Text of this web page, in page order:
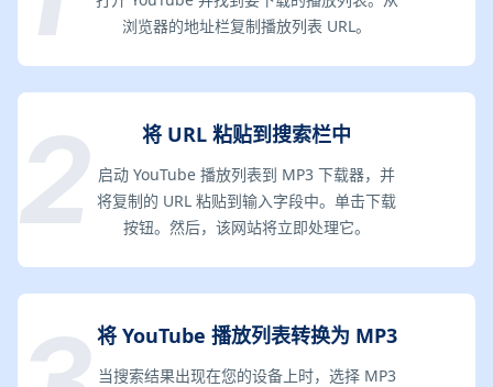
浏览器的地址栏复制播放列表 URL。
将 URL 粘贴到搜索栏中
启动 YouTube 播放列表到 MP3 下载器，并
将复制的 URL 粘贴到输入字段中。单击下载
按钮。然后，该网站将立即处理它。
将 YouTube 播放列表转换为 MP3
当搜索结果出现在您的设备上时，选择 MP3